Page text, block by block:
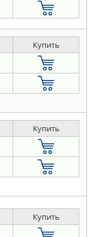
Купить
Купить
Купить